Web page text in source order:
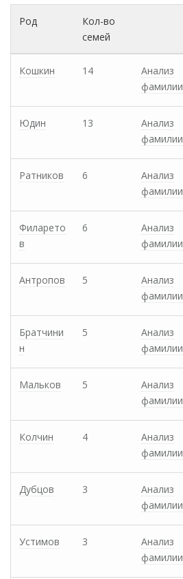
Род
Кол-во
семей
Кошкин 14
Анализ
фамилии
Юдин 13
Анализ
фамилии
Ратников 6
Анализ
фамилии
Филарето
в
6
Анализ
фамилии
Антропов 5
Анализ
фамилии
Братчини
н
5
Анализ
фамилии
Мальков 5
Анализ
фамилии
Колчин 4
Анализ
фамилии
Дубцов 3
Анализ
фамилии
Устимов 3
Анализ
фамилии